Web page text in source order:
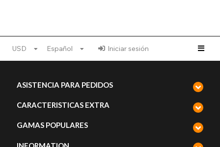
USD Español Iniciar sesión
ASISTENCIA PARA PEDIDOS
CARACTERISTICAS EXTRA
GAMAS POPULARES